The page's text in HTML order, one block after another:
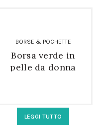
BORSE & POCHETTE
Borsa verde in
pelle da donna
LEGGI TUTTO